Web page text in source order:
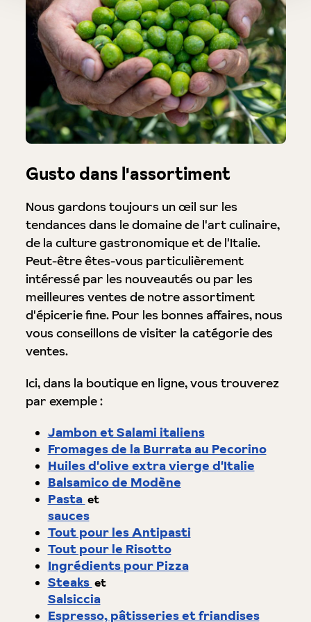
Gusto dans l'assortiment
Nous gardons toujours un œil sur les
tendances dans le domaine de l'art culinaire,
de la culture gastronomique et de l'Italie.
Peut-être êtes-vous particulièrement
intéressé par les nouveautés ou par les
meilleures ventes de notre assortiment
d'épicerie fine. Pour les bonnes affaires, nous
vous conseillons de visiter la catégorie des
ventes.
Ici, dans la boutique en ligne, vous trouverez
par exemple :
Jambon et Salami italiens
Fromages de la Burrata au Pecorino
Huiles d'olive extra vierge d'Italie
Balsamico de Modène
Pasta et
sauces
Tout pour les Antipasti
Tout pour le Risotto
Ingrédients pour Pizza
Steaks et
Salsiccia
Espresso, pâtisseries et friandises